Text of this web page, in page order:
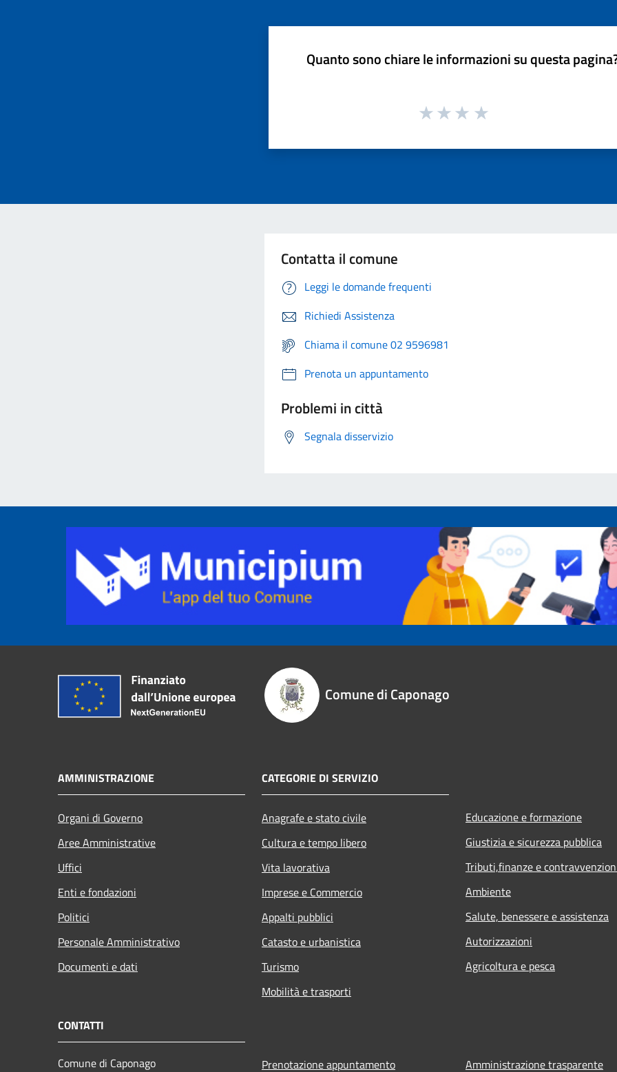
Quanto sono chiare le informazioni su questa
Contatta il comune
Leggi le domande frequenti
Richiedi Assistenza
Chiama il comune 02 9596981
Prenota un appuntamento
Problemi in città
Segnala disservizio
Comune di Caponago
AMMINISTRAZIONE
Organi di Governo
Aree Amministrative
Uffici
Enti e fondazioni
Politici
Personale Amministrativo
Documenti e dati
CATEGORIE DI SERVIZIO
Anagrafe e stato civile
Cultura e tempo libero
Vita lavorativa
Imprese e Commercio
Appalti pubblici
Catasto e urbanistica
Turismo
Mobilità e trasporti
Educazione e formazione
Giustizia e sicurezza pubblica
Tributi,finanze e
Ambiente
Salute, benessere e assistenza
Autorizzazioni
Agricoltura e pesca
CONTATTI
Comune di Caponago Prenotazione appuntamento Amministrazione trasparente